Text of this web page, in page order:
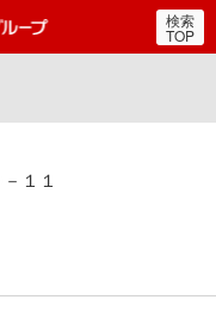
郵便局・日本郵政グルー
検索
TOP
１１